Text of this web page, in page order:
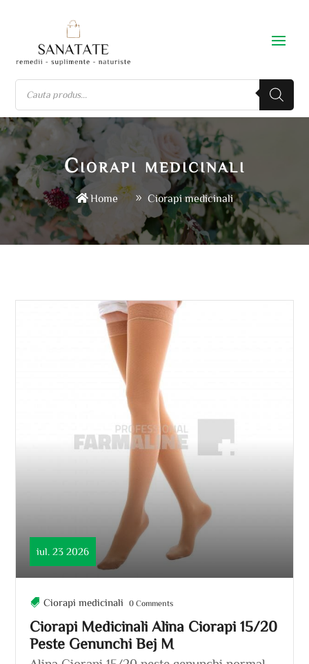
Ciorapi medicinali
Home Ciorapi medicinali
Ciorapi Medicinali Alina Ciorapi 15/20
Peste Genunchi Bej M
iul. 23 2026
Ciorapi medicinali 0 Comments